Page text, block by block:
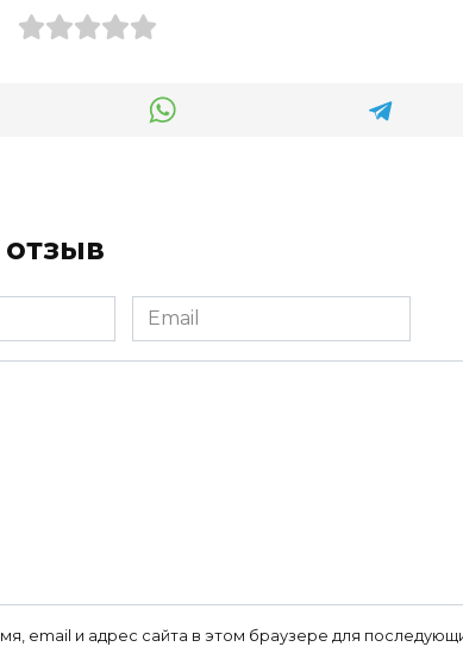
Email
*
email и адрес сайта в этом браузере для